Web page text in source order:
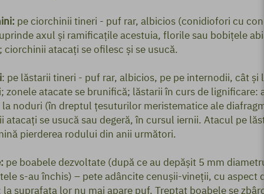
pe ciorchinii tineri - puf rar, albicios (conidiofori cu
axul şi ramificaţile acestuia, florile sau bobiţele
ciorchinii atacaţi se ofilesc şi se usucă.
: pe lăstarii tineri - puf rar, albicios, pe pe internodii, cât şi
zonele atacate se brunifică; lăstarii în curs de lignificare:
noduri (în dreptul ţesuturilor meristematice ale
atacaţi se usucă sau degeră, în cursul iernii. Atacul pe
pierderea rodului din anii următori.
pe boabele dezvoltate (după ce au depăşit 5 mm
s-au închis) – pete adâncite cenuşii-vineţii, cu aspect
suprafaţa lor nu mai apare puf. Treptat boabele se